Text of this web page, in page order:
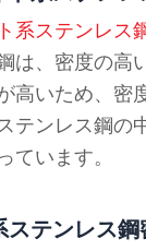
系ステンレス
は、密度の高
高いため、密
テンレス鋼の
ています。
ステンレス